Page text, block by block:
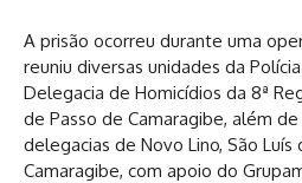
A prisão ocorreu durante uma
reuniu diversas unidades da
Delegacia de Homicídios da 8ª
de Passo de Camaragibe, além
delegacias de Novo Lino, São
Camaragibe, com apoio do